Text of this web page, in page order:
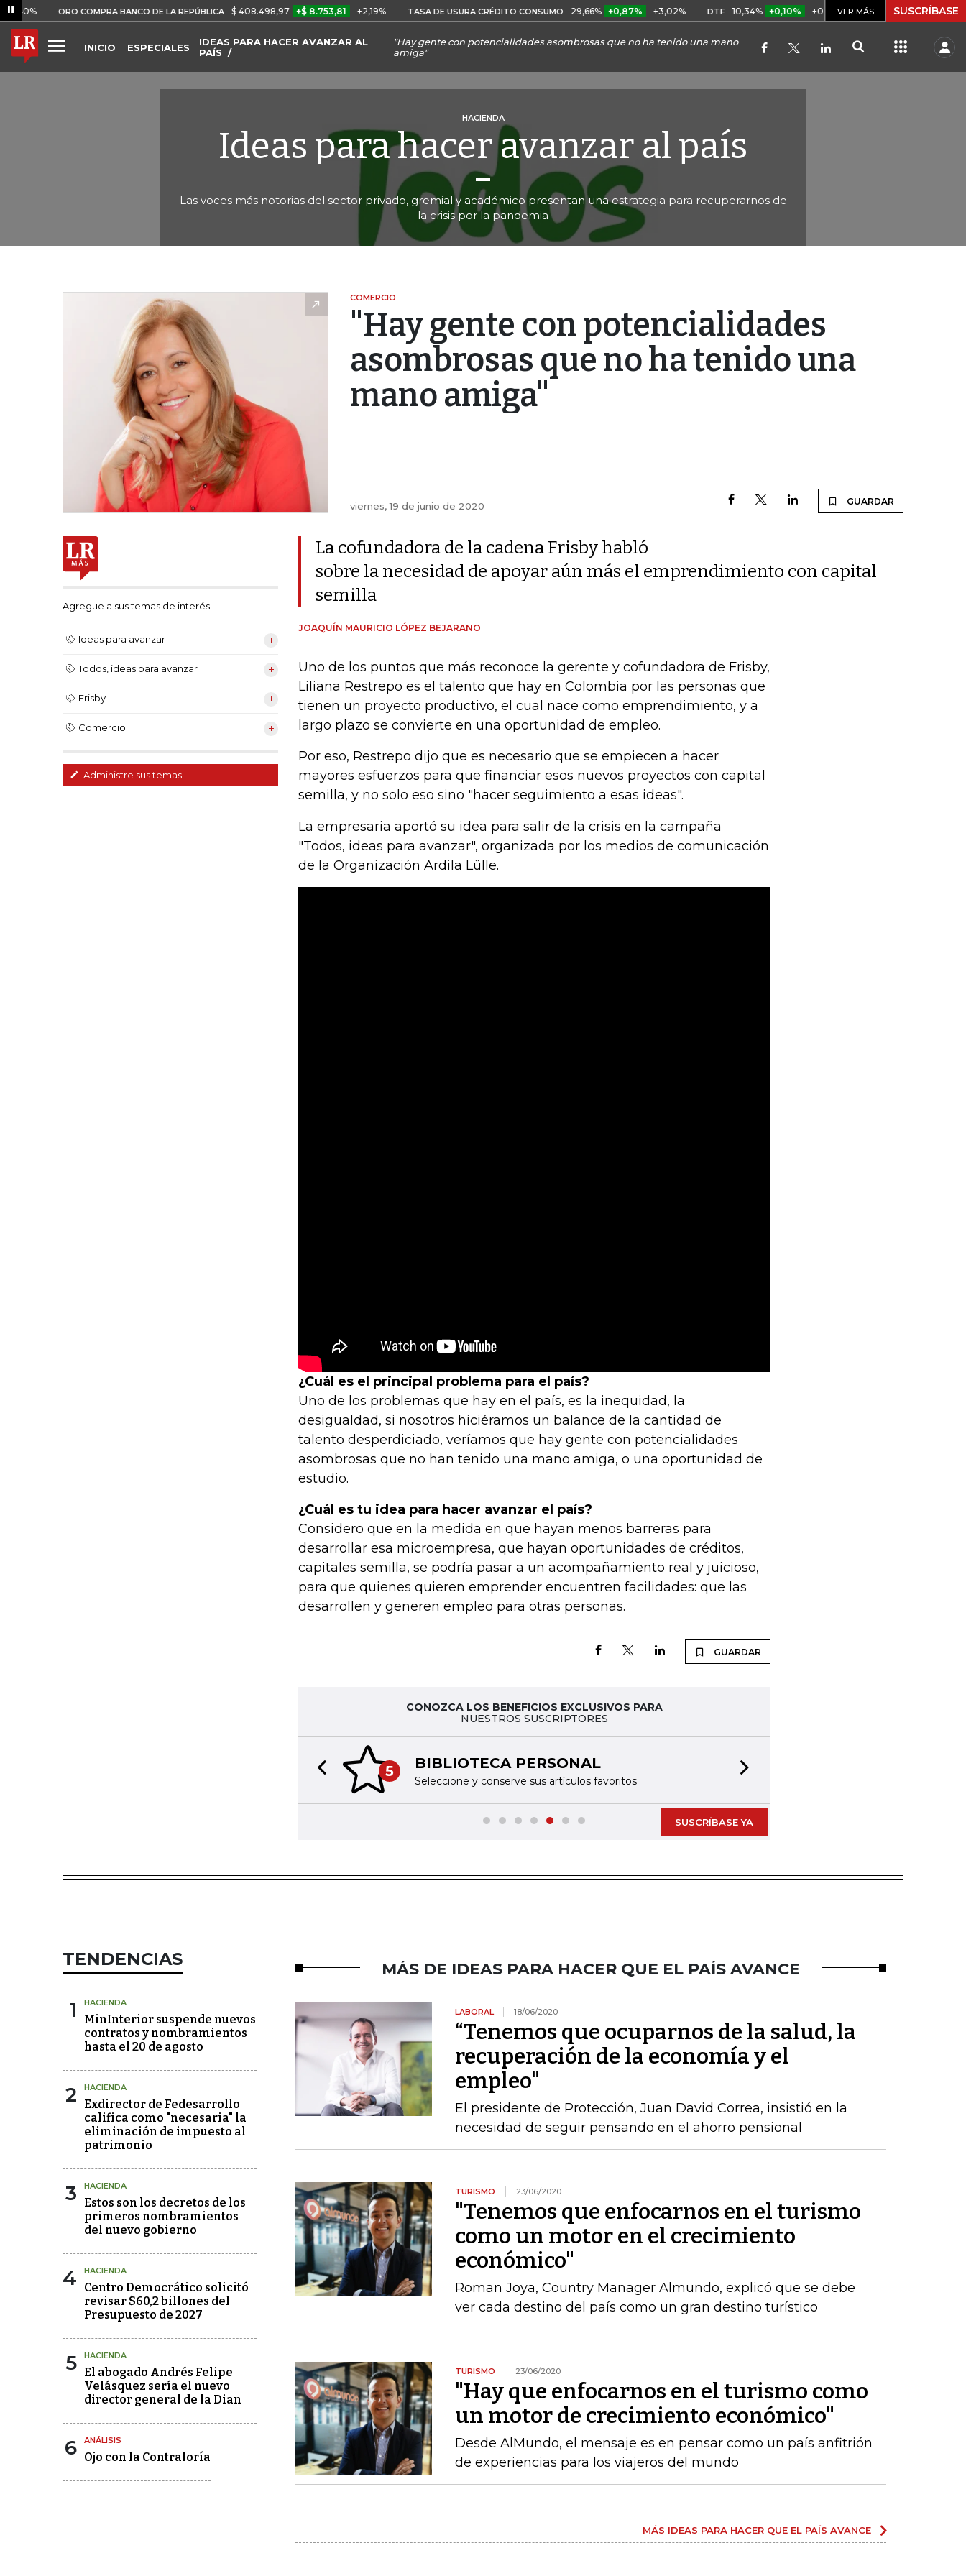
ORO COMPRA BANCO DE LA REPÚBLICA $ 408.498,97 +$ 8.753,81 +2,19% TASA DE USURA CRÉDITO CONSUMO 29,66% +0,87% +3,02% DTF 10,34% +0,10% +0,98% UVR $ 417,01 +$ 0,05 +0,01%
VER MÁS SUSCRÍBASE
INICIO ESPECIALES
IDEAS PARA HACER AVANZAR AL
PAÍS
"Hay gente con potencialidades asombrosas que no ha tenido una mano
amiga"
HACIENDA
Ideas para hacer avanzar al país
Las voces más notorias del sector privado, gremial y académico presentan una estrategia para recuperarnos de
la crisis por la pandemia
COMERCIO
"Hay gente con potencialidades
asombrosas que no ha tenido una
mano amiga"
viernes, 19 de junio de 2020 GUARDAR
Agregue a sus temas de interés
Ideas para avanzar
Todos, ideas para avanzar
Frisby
Comercio
Administre sus temas
La cofundadora de la cadena Frisby habló
sobre la necesidad de apoyar aún más el emprendimiento con capital
semilla
JOAQUÍN MAURICIO LÓPEZ BEJARANO
Uno de los puntos que más reconoce la gerente y cofundadora de Frisby,
Liliana Restrepo es el talento que hay en Colombia por las personas que
tienen un proyecto productivo, el cual nace como emprendimiento, y a
largo plazo se convierte en una oportunidad de empleo.
Por eso, Restrepo dijo que es necesario que se empiecen a hacer
mayores esfuerzos para que financiar esos nuevos proyectos con capital
semilla, y no solo eso sino "hacer seguimiento a esas ideas".
La empresaria aportó su idea para salir de la crisis en la campaña
"Todos, ideas para avanzar", organizada por los medios de comunicación
de la Organización Ardila Lülle.
¿Cuál es el principal problema para el país?
Uno de los problemas que hay en el país, es la inequidad, la
desigualdad, si nosotros hiciéramos un balance de la cantidad de
talento desperdiciado, veríamos que hay gente con potencialidades
asombrosas que no han tenido una mano amiga, o una oportunidad de
estudio.
¿Cuál es tu idea para hacer avanzar el país?
Considero que en la medida en que hayan menos barreras para
desarrollar esa microempresa, que hayan oportunidades de créditos,
capitales semilla, se podría pasar a un acompañamiento real y juicioso,
para que quienes quieren emprender encuentren facilidades: que las
desarrollen y generen empleo para otras personas.
GUARDAR
CONOZCA LOS BENEFICIOS EXCLUSIVOS PARA
NUESTROS SUSCRIPTORES
5 BIBLIOTECA PERSONAL
Seleccione y conserve sus artículos favoritos
Previous slide
SUSCRÍBASE YA
TENDENCIAS
1 HACIENDA
MinInterior suspende nuevos
contratos y nombramientos
hasta el 20 de agosto
2 HACIENDA
Exdirector de Fedesarrollo
califica como "necesaria" la
eliminación de impuesto al
patrimonio
3 HACIENDA
Estos son los decretos de los
primeros nombramientos
del nuevo gobierno
4 HACIENDA
Centro Democrático solicitó
revisar $60,2 billones del
Presupuesto de 2027
5 HACIENDA
El abogado Andrés Felipe
Velásquez sería el nuevo
director general de la Dian
6 ANÁLISIS
Ojo con la Contraloría
MÁS DE IDEAS PARA HACER QUE EL PAÍS AVANCE
LABORAL 18/06/2020
“Tenemos que ocuparnos de la salud, la
recuperación de la economía y el
empleo"
El presidente de Protección, Juan David Correa, insistió en la
necesidad de seguir pensando en el ahorro pensional
TURISMO 23/06/2020
"Tenemos que enfocarnos en el turismo
como un motor en el crecimiento
económico"
Roman Joya, Country Manager Almundo, explicó que se debe
ver cada destino del país como un gran destino turístico
TURISMO 23/06/2020
"Hay que enfocarnos en el turismo como
un motor de crecimiento económico"
Desde AlMundo, el mensaje es en pensar como un país anfitrión
de experiencias para los viajeros del mundo
MÁS IDEAS PARA HACER QUE EL PAÍS AVANCE